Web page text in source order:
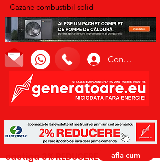
Cazane combustibil solid
Conectează-te
castiga 3% REDUCERE afla cum